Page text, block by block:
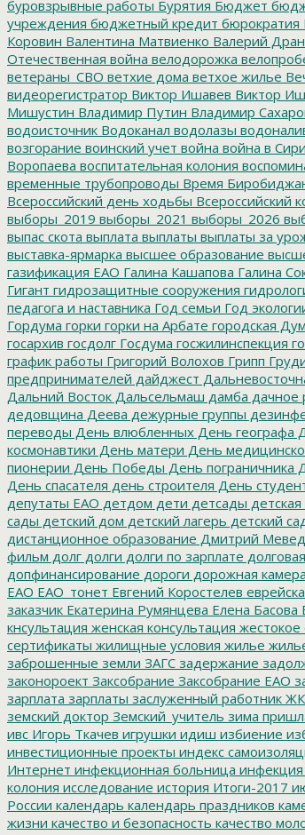
буровзрывные работы Бурятия Бюджет
учреждения бюджетный кредит бюрократия
Коровин Валентина Матвиенко Валерий
Отечественная война велодорожка
ветераны_СВО ветхие дома ветхое жилье
видеорегистратор Виктор Ишавев Виктор
Мишустин Владимир Путин Владимир
водоисточник Водоканал водолазы
возгорание воинский учет война война в
Воропаева воспитательная колония
временные трубопроводы Время
Всероссийский день ходьбы Всероссийский
выборы_2019 выборы_2021 выборы_2026
выпас скота выплата выплаты выплаты за
выставка-ярмарка высшее образование
газификация ЕАО Галина Кашапова Галина
Гигант гидрозащитные сооружения
педагога и наставника Год семьи Год
Гордума горки горки на Арбате городская
госархив госдолг Госдума госжилинспекция
график работы Григорий Волохов Грипп
предпринимателей дайджест
Дальний Восток Дальсельмаш дамба дачное
дедовщина Деева дежурные группы
переводы День влюбленных День географа
космонавтики День матери День
пионерии День Победы День пограничника
День спасателя день строителя День
депутаты ЕАО детдом дети детсады
сады детский дом детский лагерь детский
дистанционное образование Дмитрий
фильм долг долги долги по зарплате
допфинансирование дороги дорожная камера
ЕАО ЕАО_тонет Евгений Коростелев
заказчик Екатерина Румянцева Елена Басова
кнсультация женская консультация
сертификаты жилищные условия жилье
заброшенные земли ЗАГС задержание
законороект Заксобрание Заксобрание ЕАО
зарплата зарплаты заслуженный работник
земский доктор Земский_учитель зима
ивс Игорь Ткачев игрушки идиш избиение
инвестиционные проекты индекс
Интернет инфекционная больница инфекция
колония исследование история Итоги-2017
России календарь календарь праздников
жизни качество и безопасность качество